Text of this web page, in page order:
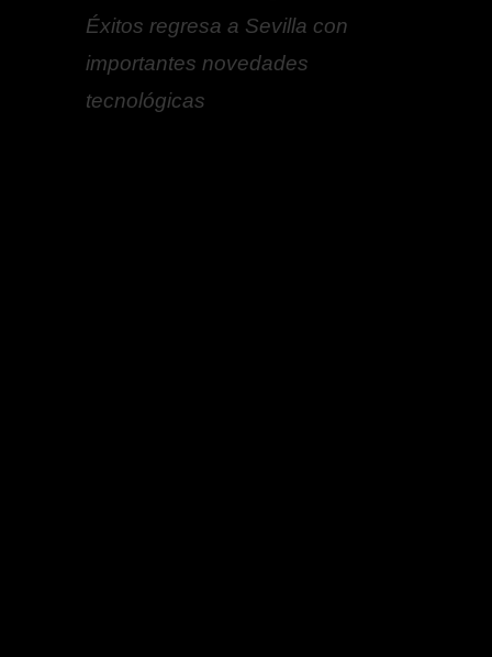
Éxitos regresa a Sevilla con
importantes novedades
tecnológicas